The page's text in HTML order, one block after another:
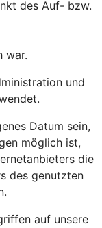
des Auf- bzw.
war.
und
Datum sein,
möglich ist,
die
des genutzten
auf unsere